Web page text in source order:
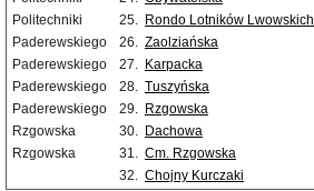
Politechniki
25. Rondo Lotników Lwowskich
Paderewskiego
26. Zaolziańska
Paderewskiego
27. Karpacka
Paderewskiego
28. Tuszyńska
Paderewskiego
29. Rzgowska
Rzgowska
30. Dachowa
Rzgowska
31. Cm. Rzgowska
32. Chojny Kurczaki